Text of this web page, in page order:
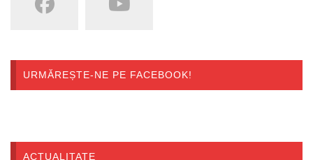
URMĂREȘTE-NE PE FACEBOOK!
ACTUALITATE